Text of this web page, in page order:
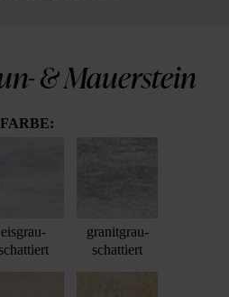
& Mauerstein
FARBE:
eisgrau-
schattiert
granitgrau-
schattiert